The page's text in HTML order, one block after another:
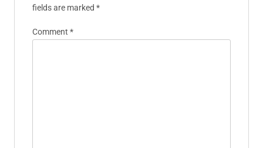
fields are marked *
Comment *